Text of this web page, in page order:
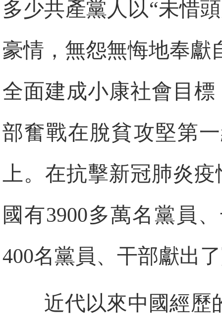
多少共產黨人以“未惜
豪情，無怨無悔地奉獻
全面建成小康社會目
部奮戰在脫貧攻堅第
上。在抗擊新冠肺炎
國有3900多萬名黨員
400名黨員、干部獻出
近代以來中國經歷